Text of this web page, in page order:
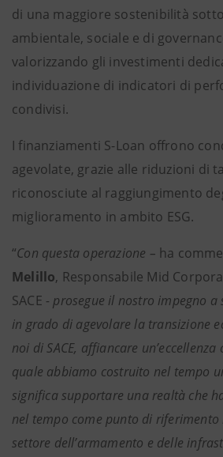
di una maggiore sostenibilità
ambientale, sociale e di
valorizzando gli investimenti
individuazione di indicatori di
condivisi.
I finanziamenti S-Loan offrono
agevolate, grazie alle riduzioni di
riconosciute al raggiungimento
miglioramento in ambito ESG.
“Con questa operazione – ha
Melillo, Responsabile Mid
SACE - prosegue il nostro impegno
in grado di agevolare la transizione
noi di SACE, affiancare
quale abbiamo costruito nel tempo
significa supportare una realtà che
nel tempo come punto di
settore dell’armamento e delle